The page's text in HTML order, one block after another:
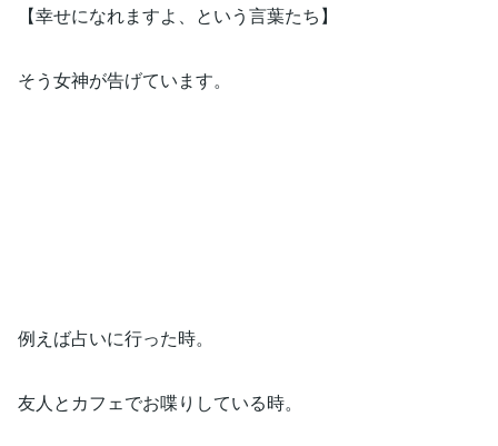
【幸せになれますよ、という言葉たち】
そう女神が告げています。
例えば占いに行った時。
友人とカフェでお喋りしている時。